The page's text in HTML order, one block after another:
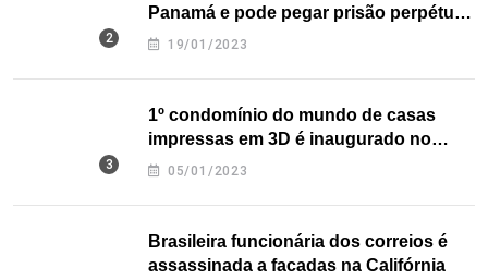
Panamá e pode pegar prisão perpétua
nos EUA
19/01/2023
1º condomínio do mundo de casas
impressas em 3D é inaugurado no
Texas
05/01/2023
Brasileira funcionária dos correios é
assassinada a facadas na Califórnia